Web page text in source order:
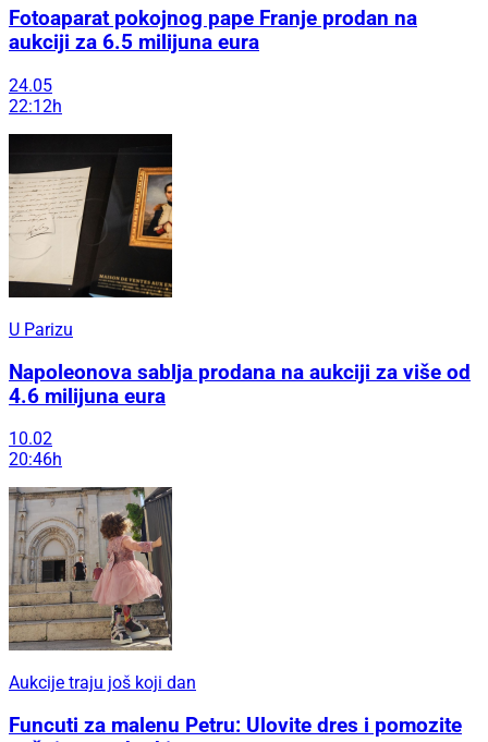
Fotoaparat pokojnog pape Franje prodan na
aukciji za 6.5 milijuna eura
24.05
22:12h
U Parizu
Napoleonova sablja prodana na aukciji za više od
4.6 milijuna eura
10.02
20:46h
Aukcije traju još koji dan
Funcuti za malenu Petru: Ulovite dres i pomozite